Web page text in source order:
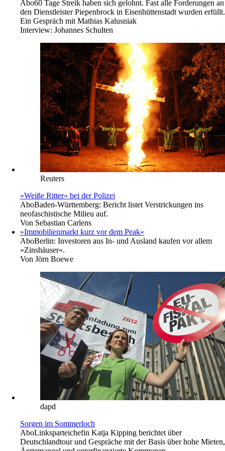
Abo60 Tage Streik haben sich gelohnt. Fast alle Forderungen an
den Dienstleister Piepenbrock in Eisenhüttenstadt wurden erfüllt.
Ein Gespräch mit Mathias Kalusniak
Interview: Johannes Schulten
Reuters
»Weiße Ritter« bei der Polizei
AboBaden-Württemberg: Bericht listet Verstrickungen ins
neofaschistische Milieu auf.
Von Sebastian Carlens
»Immobilienmarkt kurz vor dem Peak«
AboBerlin: Investoren aus In- und Ausland kaufen vor allem
»Zinshäuser«.
Von Jörn Boewe
dapd
Sorgen im Sommerloch
AboLinksparteichefin Katja Kipping berichtet über
Deutschlandtour und Gespräche mit der Basis über hohe Mieten,